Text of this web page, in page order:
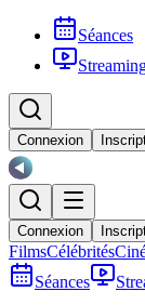
Séances
Connexion
Connexion
FilmsCélébrités
Séances